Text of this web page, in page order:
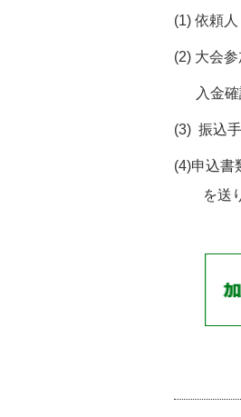
(1) 依頼
(2) 大会
入金確
(3) 振込
(4)申込書
を送